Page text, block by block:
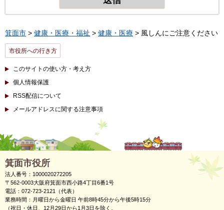
箕面市 > 健康・医療・福祉 > 健康・医療 > 風しんにご注意ください
市役所への行き方
このサイトの使い方・考え方
個人情報保護
RSS配信について
メールアドレスに関する注意事項
箕面市役所
法人番号：1000020272205
〒562-0003大阪府箕面市西小路4丁目6番1号
電話：072-723-2121（代表）
業務時間：月曜日から金曜日 午前8時45分から午後5時15分
（祝日・休日、12月29日から1月3日を除く。